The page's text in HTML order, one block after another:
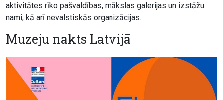
aktivitātes rīko pašvaldības, mākslas galerijas un izstāžu
nami, kā arī nevalstiskās organizācijas.
Muzeju nakts Latvijā